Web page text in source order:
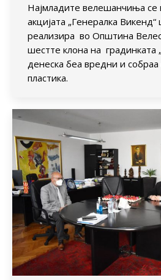
Најмладите велешанчиња се
акцијата „Генералка
реализира во Општина
шестте клона на градинката
денеска беа вредни и собраа
пластика.